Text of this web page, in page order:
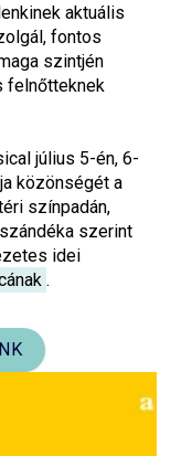
aktuális
fontos
szintjén
felnőtteknek
július 5-én, 6-
közönségét a
színpadán,
szerint
idei
.